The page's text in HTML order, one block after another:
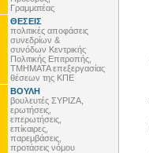
Γραμματέας
ΘΕΣΕΙΣ
πολιτικές αποφάσεις
συνεδρίων &
συνόδων Κεντρικής
Πολιτικής Επιτροπής,
ΤΜΗΜΑΤΑ επεξεργασίας
θέσεων της ΚΠΕ
ΒΟΥΛΗ
βουλευτές ΣΥΡΙΖΑ,
ερωτήσεις,
επερωτήσεις,
επίκαιρες,
παρεμβάσεις,
προτάσεις νόμου